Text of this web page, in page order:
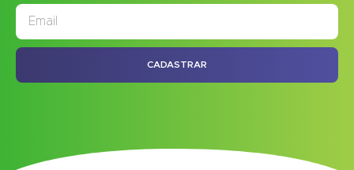
CADASTRAR